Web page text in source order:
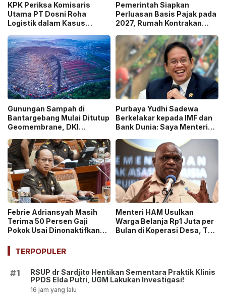
KPK Periksa Komisaris
Utama PT Dosni Roha
Logistik dalam Kasus
Pengangkutan Bansos!
Pemerintah Siapkan
Perluasan Basis Pajak pada
2027, Rumah Kontrakan
Pengawasan!
Gunungan Sampah di
Bantargebang Mulai Ditutup
Geomembrane, DKI
Sistem Open Dumping!
Purbaya Yudhi Sadewa
Berkelakar kepada IMF dan
Bank Dunia: Saya Menteri
Beruntung di Dunia!
Febrie Adriansyah Masih
Terima 50 Persen Gaji
Pokok Usai Dinonaktifkan
ASN Dihentikan!
Menteri HAM Usulkan
Warga Belanja Rp1 Juta per
Bulan di Koperasi Desa, Tuai
TERPOPULER
#1
RSUP dr Sardjito Hentikan Sementara Praktik Klinis
PPDS Elda Putri, UGM Lakukan Investigasi!
16 jam yang lalu